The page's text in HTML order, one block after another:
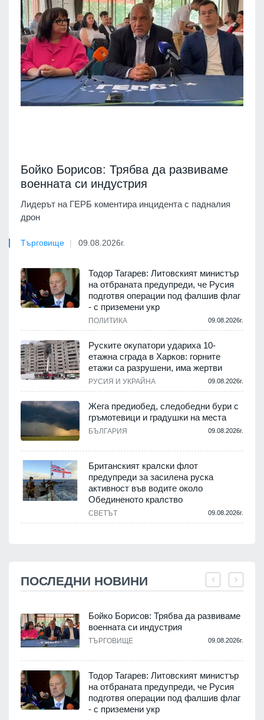
Бойко Борисов: Трябва да развиваме
военната си индустрия
Лидерът на ГЕРБ коментира инцидента с падналия
дрон
Търговище 09.08.2026г.
Тодор Тагарев: Литовският министър
на отбраната предупреди, че Русия
подготвя операции под фалшив флаг
- с приземени укр
ПОЛИТИКА 09.08.2026г.
Руските окупатори удариха 10-
етажна сграда в Харков: горните
етажи са разрушени, има жертви
РУСИЯ И УКРАЙНА 09.08.2026г.
Жега предиобед, следобедни бури с
гръмотевици и градушки на места
БЪЛГАРИЯ 09.08.2026г.
Британският кралски флот
предупреди за засилена руска
активност във водите около
Обединеното кралство
СВЕТЪТ 09.08.2026г.
ПОСЛЕДНИ НОВИНИ
Бойко Борисов: Трябва да развиваме
военната си индустрия
ТЪРГОВИЩЕ 09.08.2026г.
Тодор Тагарев: Литовският министър
на отбраната предупреди, че Русия
подготвя операции под фалшив флаг
- с приземени укр